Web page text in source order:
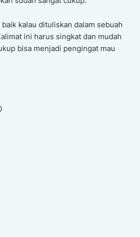
kalau dituliskan dalam sebuah
ini harus singkat dan mudah
bisa menjadi pengingat mau